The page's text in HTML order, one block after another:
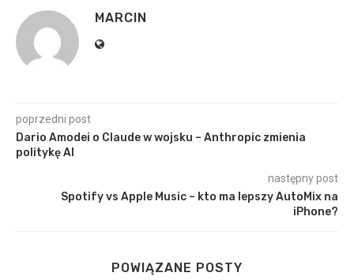
MARCIN
poprzedni post
Dario Amodei o Claude w wojsku – Anthropic zmienia
politykę AI
następny post
Spotify vs Apple Music – kto ma lepszy AutoMix na
iPhone?
POWIĄZANE POSTY